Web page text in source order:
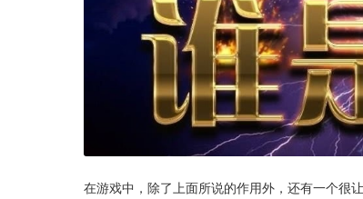
在游戏中，除了上面所说的作用外，还有一个很